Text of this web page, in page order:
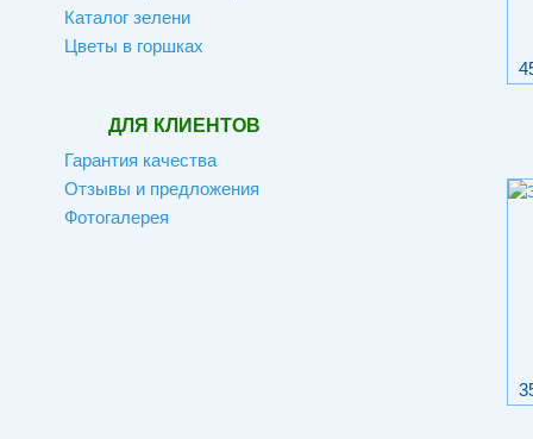
Каталог зелени
Цветы в горшках
ДЛЯ КЛИЕНТОВ
Гарантия качества
Отзывы и предложения
Фотогалерея